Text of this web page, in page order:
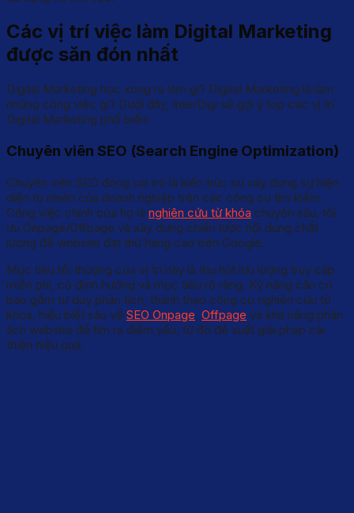
Các vị trí việc làm Digital Marketing
được săn đón nhất
Digital Marketing học xong ra làm gì? Digital Marketing là làm
những công việc gì? Dưới đây, InterDigi sẽ gợi ý top các vị trí
Digital Marketing phổ biến:
Chuyên viên SEO (Search Engine Optimization)
Chuyên viên SEO đóng vai trò là kiến trúc sư xây dựng sự hiện
diện tự nhiên của doanh nghiệp trên các công cụ tìm kiếm.
Công việc chính của họ là nghiên cứu từ khóa chuyên sâu, tối
ưu Onpage/Offpage và xây dựng chiến lược nội dung chất
lượng để website đạt thứ hạng cao trên Google.
Mục tiêu tối thượng của vị trí này là thu hút lưu lượng truy cập
miễn phí, có định hướng và mục tiêu rõ ràng. Kỹ năng cần có
bao gồm tư duy phân tích, thành thạo công cụ nghiên cứu từ
khóa, hiểu biết sâu về SEO Onpage Offpage và khả năng phân
tích website để tìm ra điểm yếu, từ đó đề xuất giải pháp cải
thiện hiệu quả.